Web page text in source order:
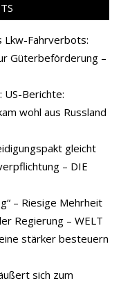
Lkw-Fahrverbots:
Güterbeförderung –
US-Berichte:
wohl aus Russland
gleicht
– DIE
– Riesige Mehrheit
Regierung – WELT
stärker besteuern
sich zum